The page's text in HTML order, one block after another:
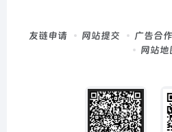
友链申请 网站提交 广告合作
网站地